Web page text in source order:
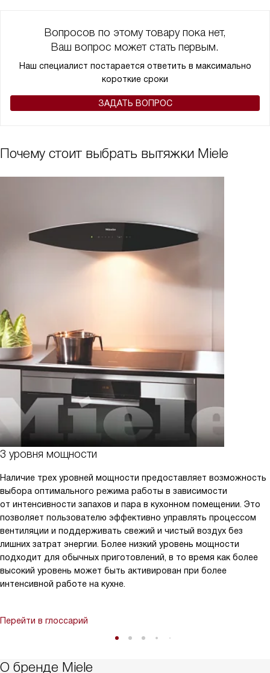
Вопросов по этому товару пока нет,
Ваш вопрос может стать первым.
Наш специалист постарается ответить в максимально
короткие сроки
ЗАДАТЬ ВОПРОС
Почему стоит выбрать вытяжки Miele
3 уровня мощности
Наличие трех уровней мощности предоставляет возможность
выбора оптимального режима работы в зависимости
от интенсивности запахов и пара в кухонном помещении. Это
позволяет пользователю эффективно управлять процессом
вентиляции и поддерживать свежий и чистый воздух без
лишних затрат энергии. Более низкий уровень мощности
подходит для обычных приготовлений, в то время как более
высокий уровень может быть активирован при более
интенсивной работе на кухне.
Перейти в глоссарий
О бренде Miele